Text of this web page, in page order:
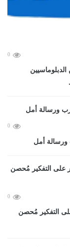
0
٥٩ من الملحقين الدبلوماسيين
0
أمل
0
على التفكير مُحصن